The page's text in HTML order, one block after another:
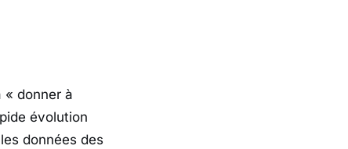
« donner à
évolution
données des